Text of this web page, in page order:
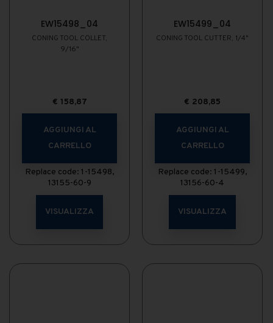
EW15498_04
CONING TOOL COLLET,
9/16"
€ 158,87
AGGIUNGI AL
CARRELLO
Replace code: 1-15498,
13155-60-9
VISUALIZZA
EW15499_04
CONING TOOL CUTTER, 1/4"
€ 208,85
AGGIUNGI AL
CARRELLO
Replace code: 1-15499,
13156-60-4
VISUALIZZA